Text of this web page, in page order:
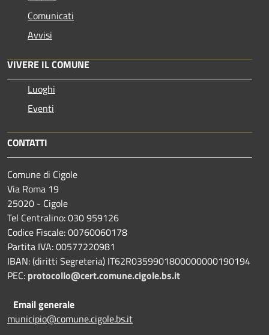
Comunicati
Avvisi
VIVERE IL COMUNE
Luoghi
Eventi
CONTATTI
Comune di Cigole
Via Roma 19
25020 - Cigole
Tel Centralino: 030 959126
Codice Fiscale: 00760060178
Partita IVA: 00577220981
IBAN: (diritti Segreteria) IT62R0359901800000000190194
PEC: protocollo@cert.comune.cigole.bs.it
Email generale
municipio@comune.cigole.bs.it